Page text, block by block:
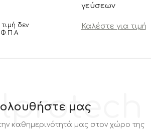
δεν
Φ.Π.Α
γεύσεων
Καλέστε για τιμή
μας
καθημερινότητά μας στον χώρο της